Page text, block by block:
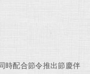
時配合節令推出節慶伴